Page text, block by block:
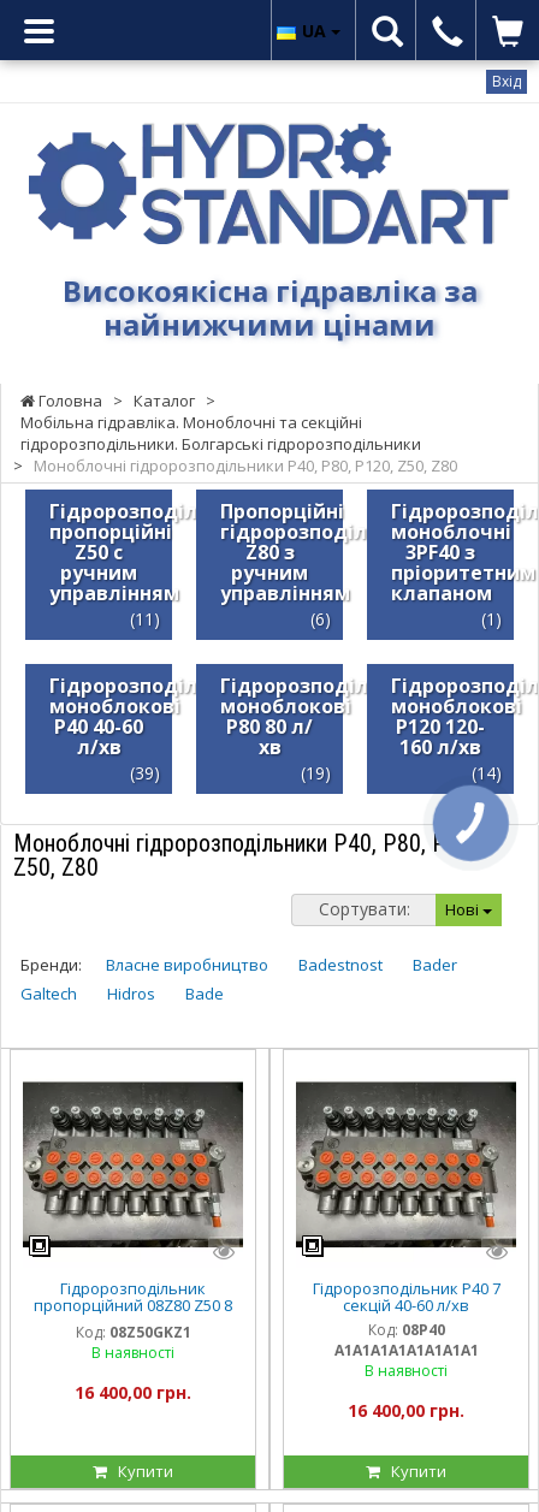
Вхід
Гідростандарт
Високоякісна
гідравліка
цінамиВисокоякісна гідравліка за
найнижчими цінами
UA
Головна > Каталог >
Мобільна гідравліка. Моноблочні та секційні
гідророзподільники. Болгарські гідророзподільники
>
Моноблочні гідророзподільники Р40, Р80, Р120, Z50, Z80
Гідророзподільники
пропорційні
Z50 c
ручним
управлінням
(11)
Пропорційні
гідророзподільники
Z80 з
ручним
управлінням
(6)
моноблочні
3PF40 з
пріоритетним
клапаном
(1)
Гідророзподільники
моноблокові
Р40 40-60
л/хв
(39)
Гідророзподільники
моноблокові
Р80 80 л/
хв
(19)
моноблокові
Р120 120-
160 л/хв
(14)
Моноблочні гідророзподільники Р40, Р80, Р120,
Z50, Z80
Сортувати: Нові
Бренди: Власне виробництво Badestnost
Bader
Galtech
Hidros Bade
Гідророзподільник
пропорційний 08Z80 Z50 8
секцій з ручним керуванням
Код: 08Z50GKZ1
В наявності
16 400,00 грн.
Купити
Гідророзподільник Р40 7
секцій 40-60 л/хв
Код: 08P40
A1A1A1A1A1A1A1А1
В наявності
16 400,00 грн.
Купити